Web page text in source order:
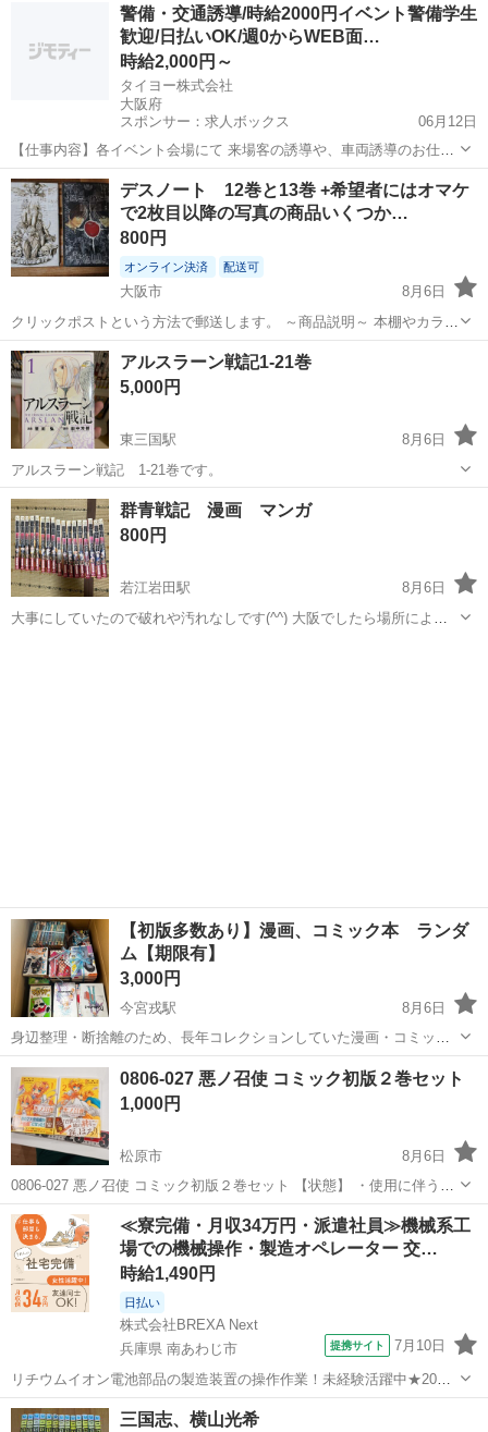
した。 多少の日焼け等はございますが、とても綺麗な状態です。
警備・交通誘導/時給2000円イベント警備学生
歓迎/日払いOK/週0からWEB面…
時給2,000円～
タイヨー株式会社
大阪府
スポンサー：求人ボックス
06月12日
【仕事内容】各イベント会場にて 来場客の誘導や、車両誘導のお仕事
をお願いします! <イベント例> ・7月8月 花火大会 ・9月10月 国際ス
ポーツイベント ・3月～ 花の世界的イベント その他イベント多数 事
前研修でしっかり知識を...
アルバイト・パート
デスノート 12巻と13巻 +希望者にはオマケ
で2枚目以降の写真の商品いくつか…
800円
オンライン決済 配送可
大阪市
8月6日
クリックポストという方法で郵送します。 ～商品説明～ 本棚やカラー
ボックスにものがいっぱいになったので、出品することにしました。
濡れないように、除湿機や冷蔵庫や洗濯機からは離した収納ケースの
中に保管しています。 ...
大阪 大阪市 マンガ、コミック、アニメ
アルスラーン戦記1-21巻
5,000円
東三国駅
8月6日
アルスラーン戦記 1-21巻です。
大阪 大阪市 東三国駅 マンガ、コミック、アニメ
群青戦記 漫画 マンガ
800円
若江岩田駅
8月6日
大事にしていたので破れや汚れなしです(^^) 大阪でしたら場所によっ
【初版多数あり】漫画、コミック本 ランダ
ム【期限有】
3,000円
今宮戎駅
8月6日
身辺整理・断捨離のため、長年コレクションしていた漫画・コミック
本を出品いたします。 募集期間は 8/9（日）まで です。以降は申し訳
ありませんが古紙として処分予定です。 ■ 価格・数量 3,000円／1箱
合計：1...
大阪 大阪市 今宮戎駅 マンガ、コミック、アニメ
0806-027 悪ノ召使 コミック初版２巻セット
1,000円
松原市
8月6日
0806-027 悪ノ召使 コミック初版２巻セット 【状態】 ・使用に伴う多
少のスレ、キズ、落としきれない汚れなどございます ・詳細は現地で
ご確認ください ・お値引きは出来かねますのでご了承願います ※中
古...
大阪 松原市 マンガ、コミック、アニメ コミック
≪寮完備・月収34万円・派遣社員≫機械系工
場での機械操作・製造オペレーター 交…
時給1,490円
日払い
株式会社BREXA Next
兵庫県 南あわじ市
提携サイト 7月10日
リチウムイオン電池部品の製造装置の操作作業！未経験活躍中★20～
50代の男性活躍中！嬉しい時給1,490円！生活支援物資事前対応可◎ワ
ンルーム寮完備！赴任旅費会社負担！正社員登用制度あり◎《兵庫県
兵庫 南あわじ市 その他
三国志、横山光希